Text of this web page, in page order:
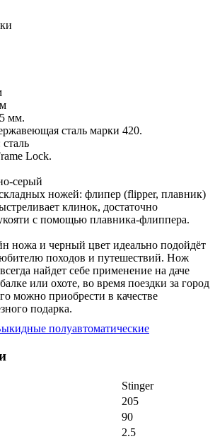
мм.
сталь марки 420.
Lock.
серый
ножей: флипер (flipper, плавник)
клинок, достаточно
с помощью плавника-флиппера.
ножа и черный цвет идеально подойдёт
походов и путешествий. Нож
найдет себе применение на даче
или охоте, во время поездки за город
можно приобрести в качестве
подарка.
полуавтоматические
Stinger
205
90
2.5